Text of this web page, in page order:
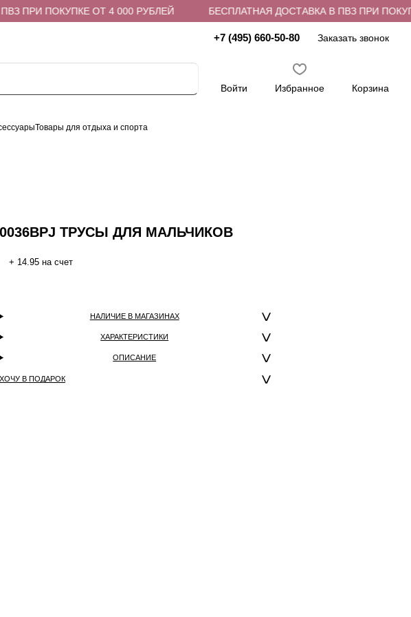
ПРИ ПОКУПКЕ ОТ 4 000 РУБЛЕЙ БЕСПЛАТНАЯ ДОСТАВКА В ПВЗ ПРИ
+7 (495) 660-50-80 Заказать звонок
Войти Избранное Корзина
Товары для отдыха и спорта
0036BPJ ТРУСЫ ДЛЯ МАЛЬЧИКОВ
+ 14.95 на счет
НАЛИЧИЕ В МАГАЗИНАХ
ХАРАКТЕРИСТИКИ
ОПИСАНИЕ
ХОЧУ В ПОДАРОК